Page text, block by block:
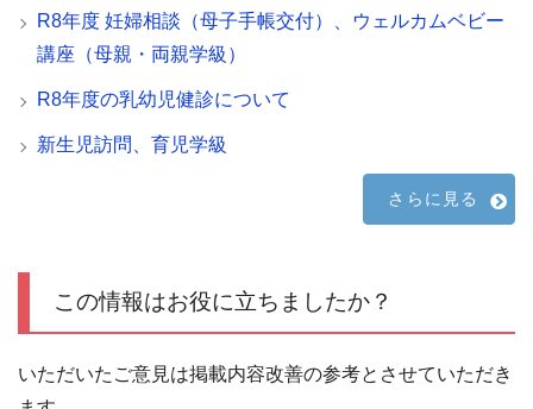
R8年度 妊婦相談（母子手帳交付）、ウェルカムベビー
講座（母親・両親学級）
R8年度の乳幼児健診について
新生児訪問、育児学級
さらに見る
この情報はお役に立ちましたか？
いただいたご意見は掲載内容改善の参考とさせていただき